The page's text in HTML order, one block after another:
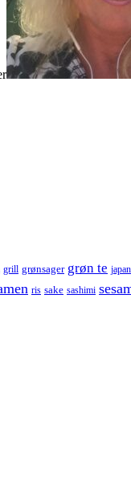
grill grønsager grøn te japan
ris sake sashimi